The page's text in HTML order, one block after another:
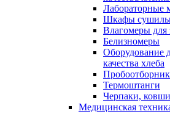
Лабораторные
Шкафы
Влагомеры для
Белизномеры
Оборудование
качества хлеба
Термоштанги
Черпаки, ковши
Медицинская